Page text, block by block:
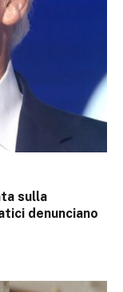
sulla
denunciano